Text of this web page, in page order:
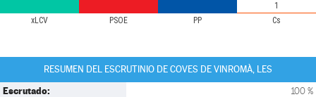
xLCV PSOE PP Cs
1
RESUMEN DEL ESCRUTINIO DE COVES DE VINROMÀ, LES
Escrutado: 100 %